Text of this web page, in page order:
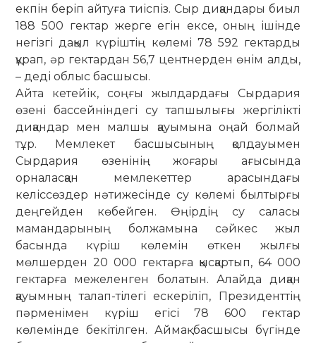
екпін беріп ай­туға тиіспіз. Сыр диқандары биыл
188 500 гектар жерге егін ексе, оның ішінде
негізгі дақыл күріштің көлемі 78 592 гектарды
құрап, әр гектардан 56,7 центнерден өнім алды,
– деді облыс басшысы.
Айта кетейік, соңғы жылдардағы Сырдария
өзені бассейніндегі су тапшылығы жергілікті
диқандар мен малшы қауымына оңай болмай
тұр. Мемлекет басшысының қолдауымен
Сырдария өзенінің жоғары ағысында
орналасқан мемлекеттер арасындағы
келіссөздер нәтижесінде су көлемі былтырғы
деңгейден көбейген. Өңірдің су саласы
мамандарының болжамына сәйкес жыл
басында күріш көлемін өткен жылғы
мөлшерден 20 000 гектарға қысқартып, 64 000
гектарға межеленген болатын. Алайда диқан
қауымның талап-тілегі ескеріліп, Президенттің
пәрменімен күріш егісі 78 600 гектар
көлемінде бекітілген. Аймақ басшысы бүгінде